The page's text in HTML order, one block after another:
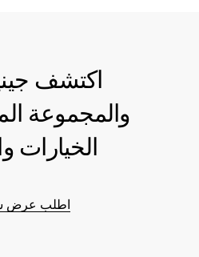
اكتشف
والمجموعة
الخيارات
اطلب عرض